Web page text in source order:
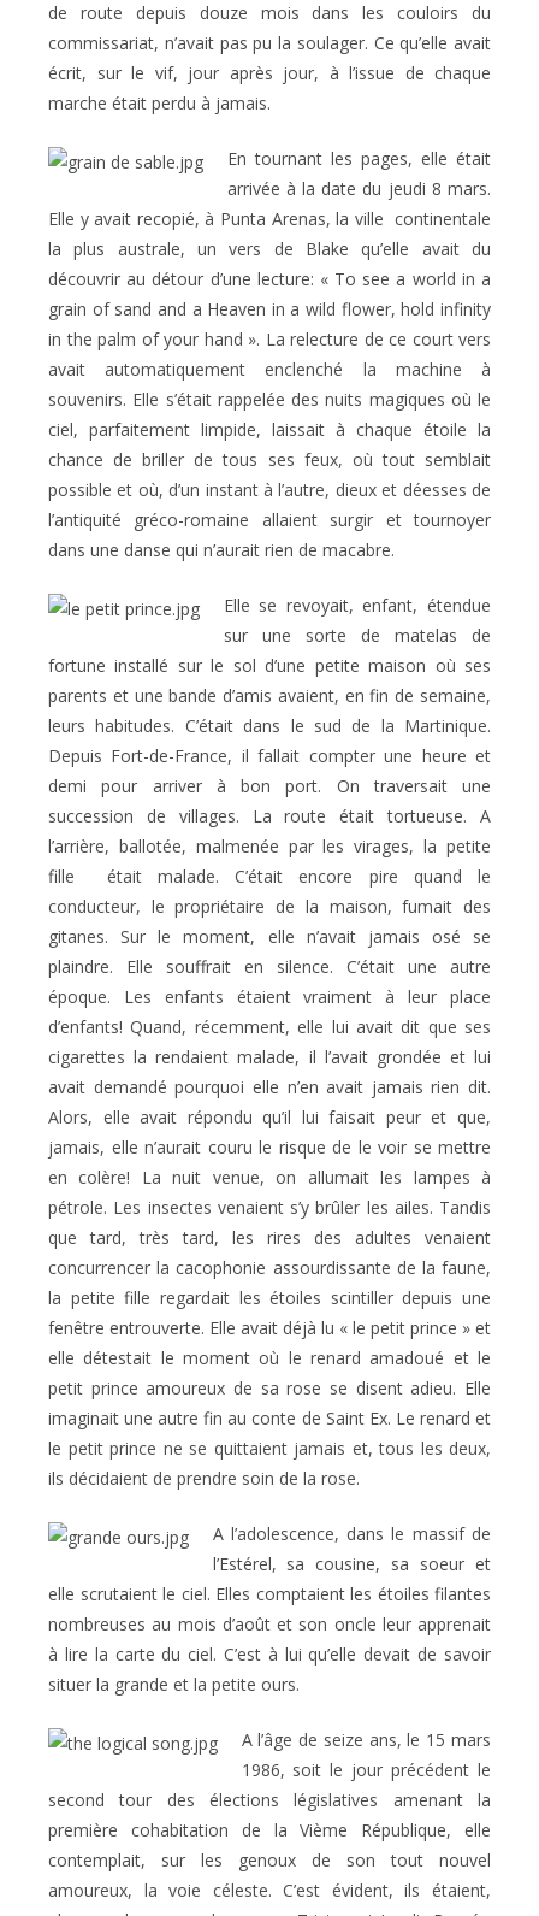
de route depuis douze mois dans les couloirs du
commissariat, n’avait pas pu la soulager. Ce qu’elle avait
écrit, sur le vif, jour après jour, à l’issue de chaque
marche était perdu à jamais.
En tournant les pages, elle était
arrivée à la date du jeudi 8 mars.
Elle y avait recopié, à Punta Arenas, la ville continentale
la plus australe, un vers de Blake qu’elle avait du
découvrir au détour d’une lecture: « To see a world in a
grain of sand and a Heaven in a wild flower, hold infinity
in the palm of your hand ». La relecture de ce court vers
avait automatiquement enclenché la machine à
souvenirs. Elle s’était rappelée des nuits magiques où le
ciel, parfaitement limpide, laissait à chaque étoile la
chance de briller de tous ses feux, où tout semblait
possible et où, d’un instant à l’autre, dieux et déesses de
l’antiquité gréco-romaine allaient surgir et tournoyer
dans une danse qui n’aurait rien de macabre.
Elle se revoyait, enfant, étendue
sur une sorte de matelas de
fortune installé sur le sol d’une petite maison où ses
parents et une bande d’amis avaient, en fin de semaine,
leurs habitudes. C’était dans le sud de la Martinique.
Depuis Fort-de-France, il fallait compter une heure et
demi pour arriver à bon port. On traversait une
succession de villages. La route était tortueuse. A
l’arrière, ballotée, malmenée par les virages, la petite
fille était malade. C’était encore pire quand le
conducteur, le propriétaire de la maison, fumait des
gitanes. Sur le moment, elle n’avait jamais osé se
plaindre. Elle souffrait en silence. C’était une autre
époque. Les enfants étaient vraiment à leur place
d’enfants! Quand, récemment, elle lui avait dit que ses
cigarettes la rendaient malade, il l’avait grondée et lui
avait demandé pourquoi elle n’en avait jamais rien dit.
Alors, elle avait répondu qu’il lui faisait peur et que,
jamais, elle n’aurait couru le risque de le voir se mettre
en colère! La nuit venue, on allumait les lampes à
pétrole. Les insectes venaient s’y brûler les ailes. Tandis
que tard, très tard, les rires des adultes venaient
concurrencer la cacophonie assourdissante de la faune,
la petite fille regardait les étoiles scintiller depuis une
fenêtre entrouverte. Elle avait déjà lu « le petit prince » et
elle détestait le moment où le renard amadoué et le
petit prince amoureux de sa rose se disent adieu. Elle
imaginait une autre fin au conte de Saint Ex. Le renard et
le petit prince ne se quittaient jamais et, tous les deux,
ils décidaient de prendre soin de la rose.
A l’adolescence, dans le massif de
l’Estérel, sa cousine, sa soeur et
elle scrutaient le ciel. Elles comptaient les étoiles filantes
nombreuses au mois d’août et son oncle leur apprenait
à lire la carte du ciel. C’est à lui qu’elle devait de savoir
situer la grande et la petite ours.
A l’âge de seize ans, le 15 mars
1986, soit le jour précédent le
second tour des élections législatives amenant la
première cohabitation de la Vième République, elle
contemplait, sur les genoux de son tout nouvel
amoureux, la voie céleste. C’est évident, ils étaient,